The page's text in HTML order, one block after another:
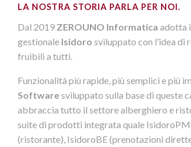
LA NOSTRA STORIA PARLA PER NOI.
Dal 2019 ZEROUNO Informatica adotta
gestionale Isidoro sviluppato con l’idea di
fruibili a tutti.
Funzionalità più rapide, più semplici e più
Softwaresviluppato sulla base di queste
abbraccia tutto il settore alberghiero e
suite di prodotti integrata quale
(ristorante), IsidoroBE (prenotazioni